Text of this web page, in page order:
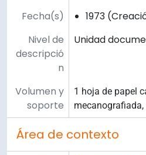
Fecha(s)
1973
Nivel de
descripció
n
Unidad
Volumen y
soporte
1 hoja de papel
Área de contexto